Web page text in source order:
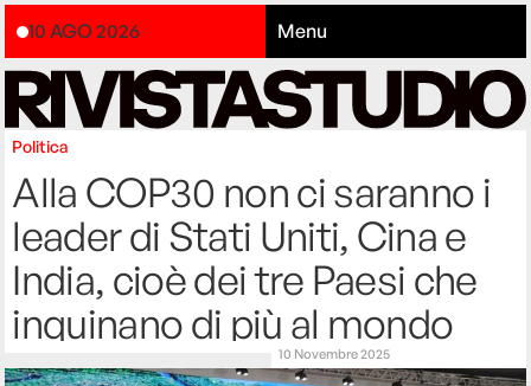
10 AGO 2026 Menu
Politica
Alla COP30 non ci saranno i
leader di Stati Uniti, Cina e
India, cioè dei tre Paesi che
inquinano di più al mondo
10 Novembre 2025